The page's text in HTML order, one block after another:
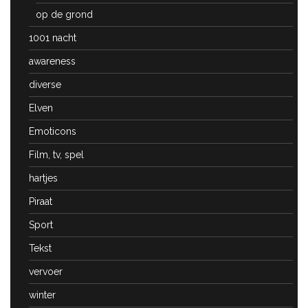
op de grond
1001 nacht
awareness
diverse
Elven
Emoticons
Film, tv, spel
hartjes
Piraat
Sport
Tekst
vervoer
winter